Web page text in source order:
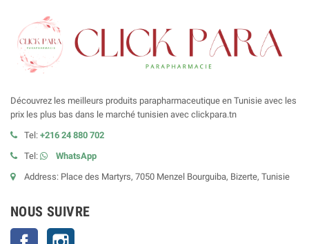
Découvrez les meilleurs produits parapharmaceutique en Tunisie avec les
prix les plus bas dans le marché tunisien avec clickpara.tn
Tel: +216 24 880 702
Tel:
WhatsApp
Address: Place des Martyrs, 7050 Menzel Bourguiba, Bizerte, Tunisie
NOUS SUIVRE
Facebook